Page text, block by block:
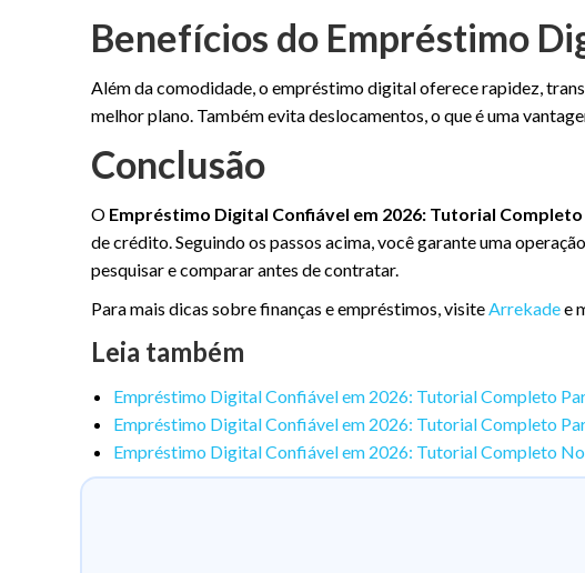
Benefícios do Empréstimo
Além da comodidade, o empréstimo digital oferece rapidez,
melhor plano. Também evita deslocamentos, o que é uma
Conclusão
O Empréstimo Digital Confiável em 2026: Tutorial
de crédito. Seguindo os passos acima, você garante uma
pesquisar e comparar antes de contratar.
Para mais dicas sobre finanças e empréstimos, visiteArrekadee
Leia também
Empréstimo Digital Confiável em 2026: Tutorial Completo
Empréstimo Digital Confiável em 2026: Tutorial Completo
Empréstimo Digital Confiável em 2026: Tutorial Completo